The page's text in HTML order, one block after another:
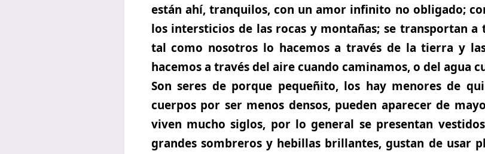
están ahí, tranquilos, con un amor infinito no obligado;
los intersticios de las rocas y montañas; se transportan
tal como nosotros lo hacemos a través de la tierra y
hacemos a través del aire cuando caminamos, o del agua
Son seres de porque pequeñito, los hay menores de
cuerpos por ser menos densos, pueden aparecer de
viven mucho siglos, por lo general se presentan
grandes sombreros y hebillas brillantes, gustan de usar